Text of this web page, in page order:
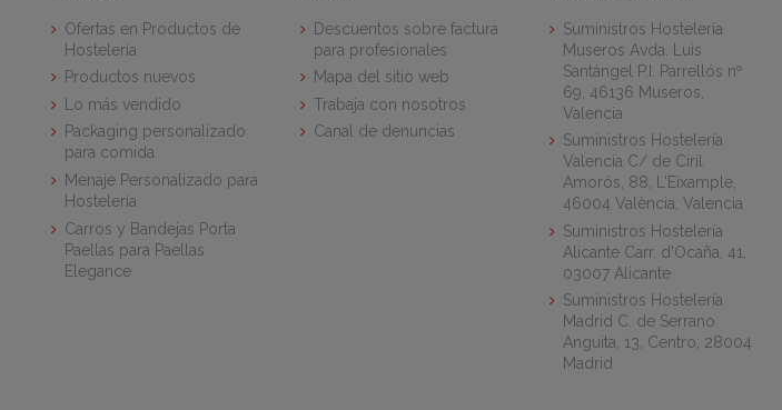
Ofertas en Productos de
Hostelería
Productos nuevos
Lo más vendido
Packaging personalizado
para comida
Menaje Personalizado para
Hostelería
Carros y Bandejas Porta
Paellas para Paellas
Elegance
Descuentos sobre factura
para profesionales
Mapa del sitio web
Trabaja con nosotros
Canal de denuncias
Suministros Hostelería
Museros Avda. Luis
Santángel P.I. Parrellós nº
69, 46136 Museros,
Valencia
Suministros Hostelería
Valencia C/ de Ciril
Amorós, 88, L'Eixample,
46004 València, Valencia
Suministros Hostelería
Alicante Carr. d'Ocaña, 41,
03007 Alicante
Suministros Hostelería
Madrid C. de Serrano
Anguita, 13, Centro, 28004
Madrid